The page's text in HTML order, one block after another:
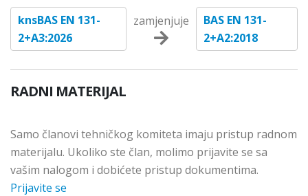
knsBAS EN 131-
2+A3:2026
zamjenjuje
BAS EN 131-
2+A2:2018
RADNI MATERIJAL
Samo članovi tehničkog komiteta imaju pristup radnom
materijalu. Ukoliko ste član, molimo prijavite se sa
vašim nalogom i dobićete pristup dokumentima.
Prijavite se